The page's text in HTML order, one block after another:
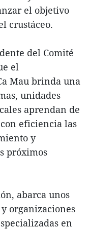
el objetivo
crustáceo.
del Comité
el
Mau brinda una
unidades
aprendan de
eficiencia las
y
próximos
abarca unos
organizaciones
en